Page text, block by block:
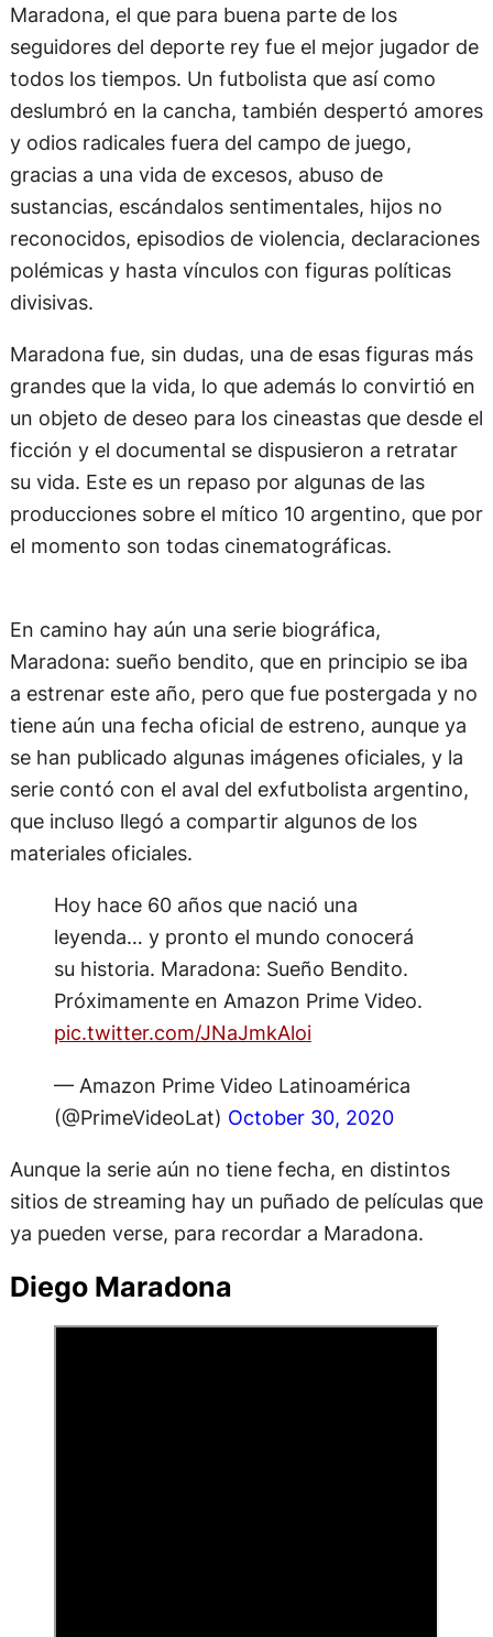
Maradona, el que para buena parte de los
seguidores del deporte rey fue el mejor jugador de
todos los tiempos. Un futbolista que así como
deslumbró en la cancha, también despertó amores
y odios radicales fuera del campo de juego,
gracias a una vida de excesos, abuso de
sustancias, escándalos sentimentales, hijos no
reconocidos, episodios de violencia, declaraciones
polémicas y hasta vínculos con figuras políticas
divisivas.
Maradona fue, sin dudas, una de esas figuras más
grandes que la vida, lo que además lo convirtió en
un objeto de deseo para los cineastas que desde el
ficción y el documental se dispusieron a retratar
su vida. Este es un repaso por algunas de las
producciones sobre el mítico 10 argentino, que por
el momento son todas cinematográficas.
En camino hay aún una serie biográfica,
Maradona: sueño bendito, que en principio se iba
a estrenar este año, pero que fue postergada y no
tiene aún una fecha oficial de estreno, aunque ya
se han publicado algunas imágenes oficiales, y la
serie contó con el aval del exfutbolista argentino,
que incluso llegó a compartir algunos de los
materiales oficiales.
Hoy hace 60 años que nació una
leyenda… y pronto el mundo conocerá
su historia. Maradona: Sueño Bendito.
Próximamente en Amazon Prime Video.
pic.twitter.com/JNaJmkAloi
— Amazon Prime Video Latinoamérica
(@PrimeVideoLat) October 30, 2020
Aunque la serie aún no tiene fecha, en distintos
sitios de streaming hay un puñado de películas que
ya pueden verse, para recordar a Maradona.
Diego Maradona